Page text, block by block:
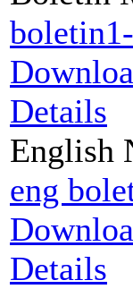
Details
English
eng
Details